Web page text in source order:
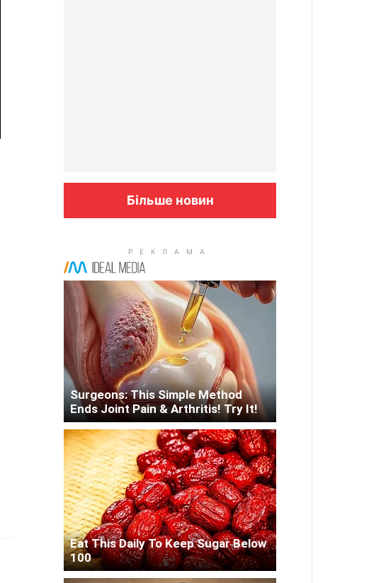
Більше новин
Surgeons: This Simple Method
Ends Joint Pain & Arthritis! Try It!
Eat This Daily To Keep Sugar Below
100